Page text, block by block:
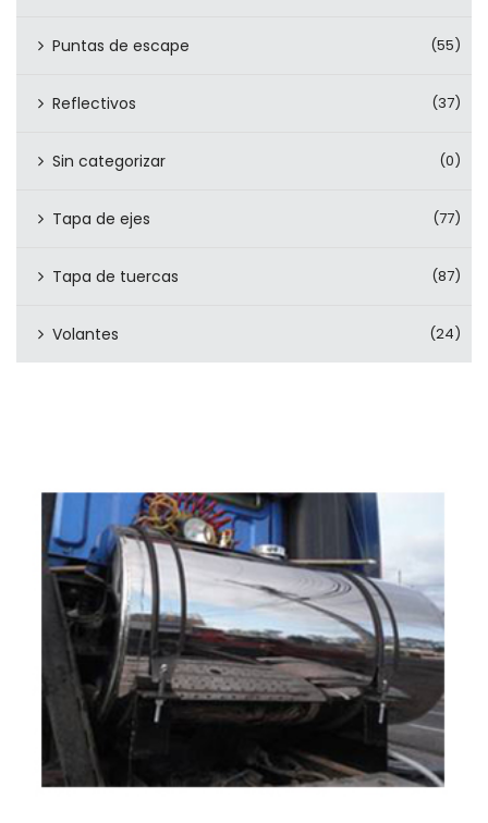
Puntas de escape (55)
Reflectivos (37)
Sin categorizar (0)
Tapa de ejes (77)
Tapa de tuercas (87)
Volantes (24)